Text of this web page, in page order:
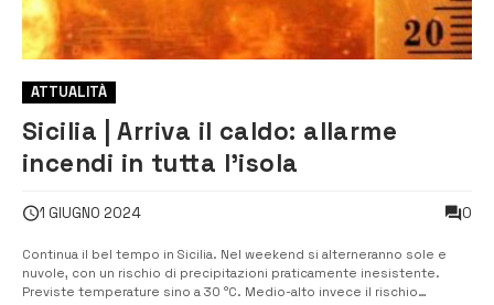
ATTUALITÀ
Sicilia | Arriva il caldo: allarme
incendi in tutta l’isola
1 GIUGNO 2024 0
Continua il bel tempo in Sicilia. Nel weekend si alterneranno sole e
nuvole, con un rischio di precipitazioni praticamente inesistente.
Previste temperature sino a 30 °C. Medio-alto invece il rischio